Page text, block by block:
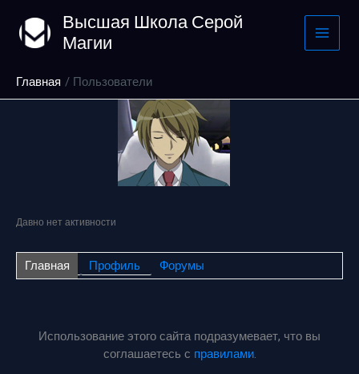
содержимому
Высшая Школа Серой
Магии
Главная Пользователи
Давно нет активности
Главная Профиль Форумы
Использование этого сайта подразумевает, что вы
соглашаетесь с правилами.